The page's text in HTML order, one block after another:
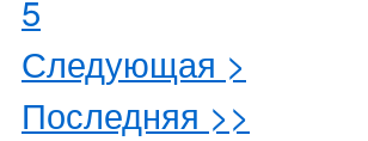
5
Следующая >
Последняя >>